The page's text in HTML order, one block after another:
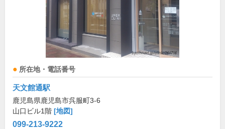
所在地・電話番号
天文館通駅
鹿児島県鹿児島市呉服町3-6
山口ビル1階 [地図]
099-213-9222